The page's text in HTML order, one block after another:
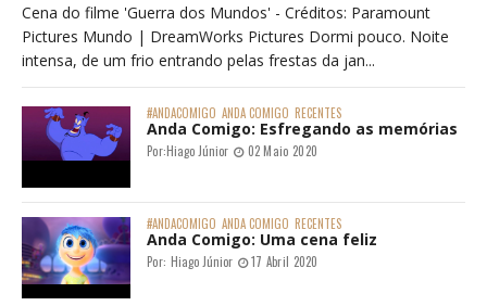
Cena do filme 'Guerra dos Mundos' - Créditos: Paramount
Pictures Mundo | DreamWorks Pictures Dormi pouco. Noite
intensa, de um frio entrando pelas frestas da jan...
#ANDACOMIGO ANDA COMIGO RECENTES
Anda Comigo: Esfregando as memórias
Por:Hiago Júnior 02 Maio 2020
#ANDACOMIGO ANDA COMIGO RECENTES
Anda Comigo: Uma cena feliz
Por: Hiago Júnior 17 Abril 2020